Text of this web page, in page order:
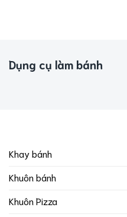
Dụng cụ làm bánh
Khay bánh
Khuôn bánh
Khuôn Pizza